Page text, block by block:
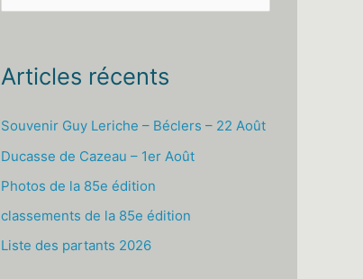
e
h
e
r
Articles récents
Souvenir Guy Leriche – Béclers – 22 Août
Ducasse de Cazeau – 1er Août
Photos de la 85e édition
classements de la 85e édition
Liste des partants 2026